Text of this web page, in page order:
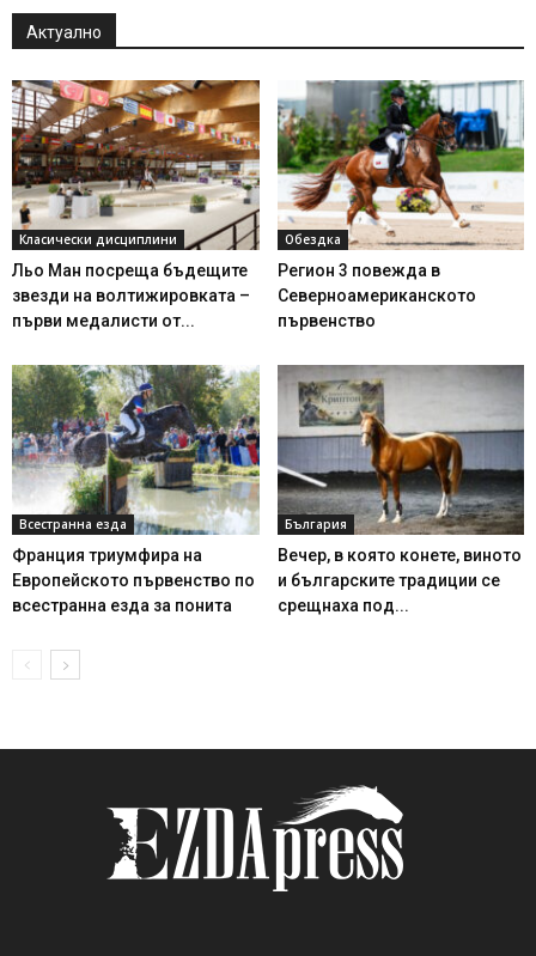
Актуално
Класически дисциплини
Льо Ман посреща бъдещите
звезди на волтижировката –
първи медалисти от...
Обездка
Регион 3 повежда в
Северноамериканското
първенство
Всестранна езда
Франция триумфира на
Европейското първенство по
всестранна езда за понита
България
Вечер, в която конете, виното
и българските традиции се
срещнаха под...